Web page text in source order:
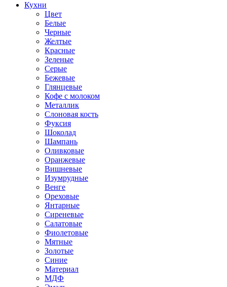
Кухни
Цвет
Белые
Черные
Желтые
Красные
Зеленые
Серые
Бежевые
Глянцевые
Кофе с молоком
Металлик
Слоновая кость
Фуксия
Шоколад
Шампань
Оливковые
Оранжевые
Вишневые
Изумрудные
Венге
Ореховые
Янтарные
Сиреневые
Салатовые
Фиолетовые
Мятные
Золотые
Синие
Материал
МДФ